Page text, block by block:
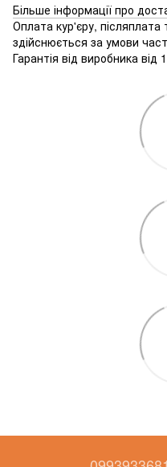
Більше інформації про
Оплата кур'єру, післяплата
здійснюється за умови
Гарантія від виробника від